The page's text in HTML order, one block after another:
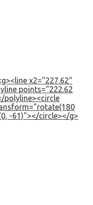
x2="227.62"
points="222.62
polyline><circle
-61)"></circle></g>